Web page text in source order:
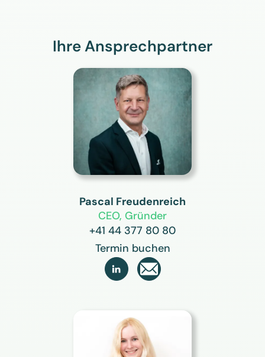
Ihre Ansprechpartner
Pascal Freudenreich
CEO, Gründer
+41 44 377 80 80
Termin buchen
